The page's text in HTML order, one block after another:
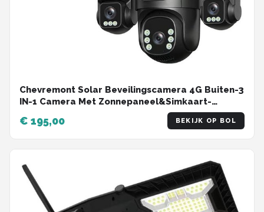
Chevremont Solar Beveilingscamera 4G Buiten-3
IN-1 Camera Met Zonnepaneel&Simkaart-
Draadloos-AI Persoonsdetectie-355 Pan&Tilt
€ 195,00 BEKIJK OP BOL